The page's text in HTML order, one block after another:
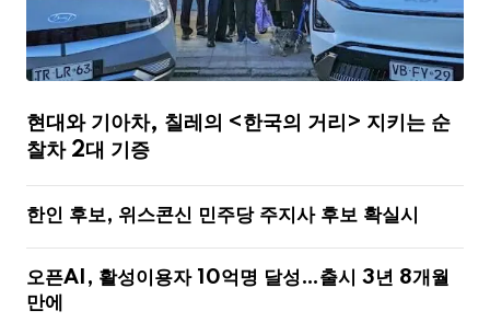
현대와 기아차, 칠레의 <한국의 거리> 지키는 순
찰차 2대 기증
한인 후보, 위스콘신 민주당 주지사 후보 확실시
오픈AI, 활성이용자 10억명 달성…출시 3년 8개월
만에